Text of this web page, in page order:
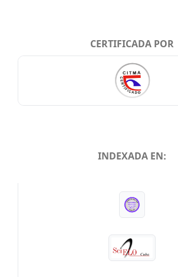
CERTIFICADA POR
INDEXADA EN: